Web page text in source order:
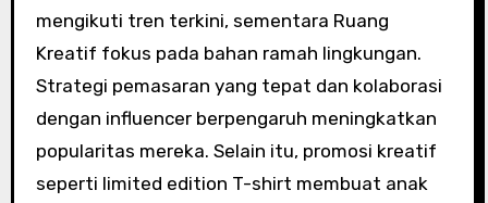
mengikuti tren terkini, sementara Ruang
Kreatif fokus pada bahan ramah lingkungan.
Strategi pemasaran yang tepat dan kolaborasi
dengan influencer berpengaruh meningkatkan
popularitas mereka. Selain itu, promosi kreatif
seperti limited edition T-shirt membuat anak